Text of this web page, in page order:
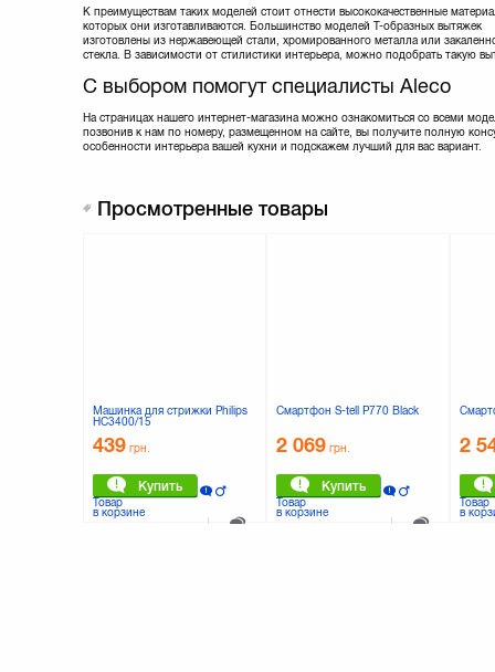
К преимуществам таких моделей стоит отнести высококачественные
которых они изготавливаются. Большинство моделей Т-образных вытяжек
изготовлены из нержавеющей стали, хромированного металла или
стекла. В зависимости от стилистики интерьера, можно подобрать такую
С выбором помогут специалисты Aleco
На страницах нашего интернет-магазина можно ознакомиться со всеми
позвонив к нам по номеру, размещенном на сайте, вы получите полную
особенности интерьера вашей кухни и подскажем лучший для вас вариант.
Просмотренные товары
Машинка для стрижки Philips
HC3400/15
439 грн.
Купить
Товар
в корзине
Смартфон S-tell P770 Black
2 069 грн.
Купить
Товар
в корзине
2
Товар
в